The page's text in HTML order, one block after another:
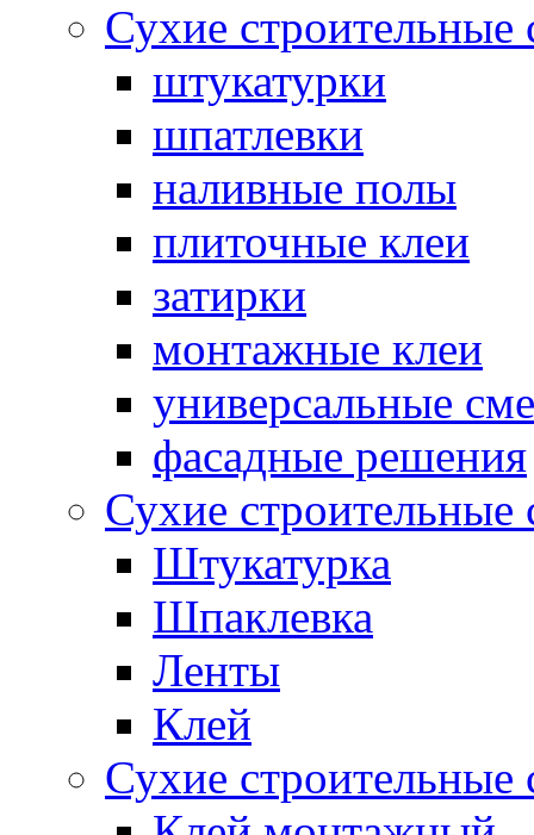
Сухие строительные
штукатурки
шпатлевки
наливные полы
плиточные клеи
затирки
монтажные клеи
универсальные
фасадные решения
Сухие
Штукатурка
Шпаклевка
Ленты
Клей
Сухие